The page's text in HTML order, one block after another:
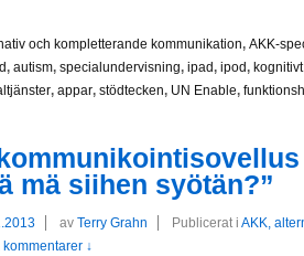
och kompletterande kommunikation, AKK-
, autism, specialundervisning, ipad, ipod,
, appar, stödtecken, UN Enable,
mä siihen syötän?”
av Terry Grahn Publicerat i AKK,
kommentarer ↓